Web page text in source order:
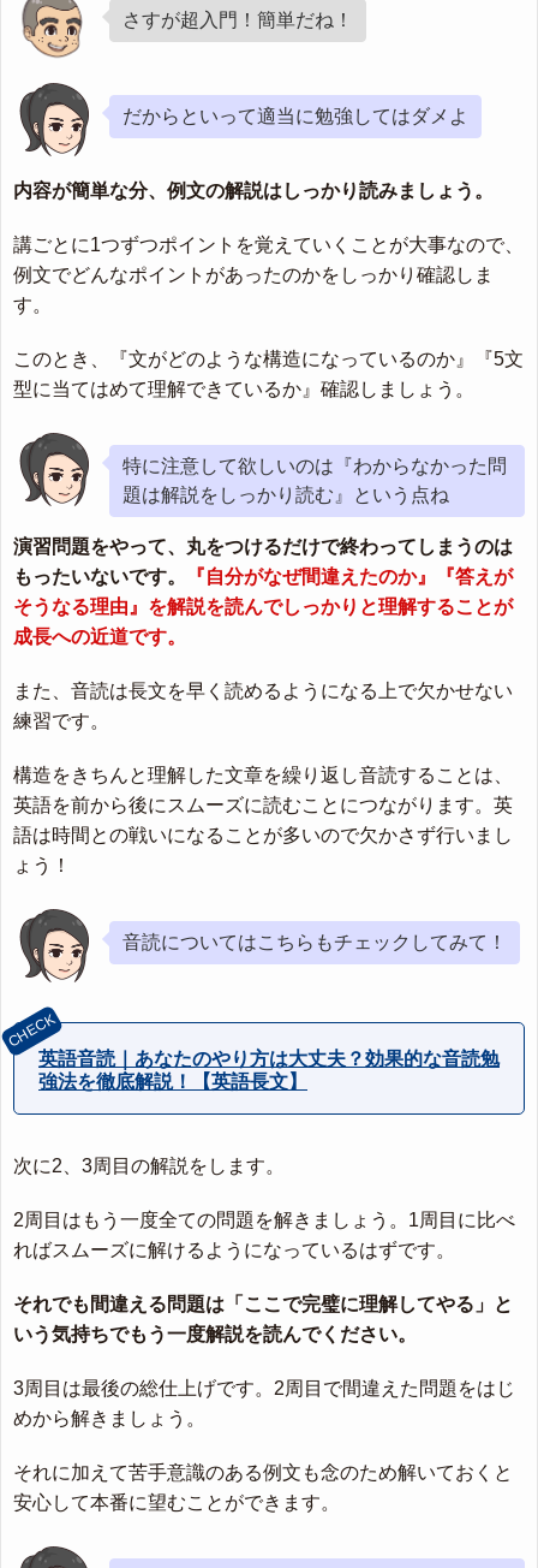
さすが超入門！簡単だね！
だからといって適当に勉強してはダメよ
内容が簡単な分、例文の解説はしっかり読みましょう。
講ごとに1つずつポイントを覚えていくことが大事なので、
例文でどんなポイントがあったのかをしっかり確認しま
す。
このとき、『文がどのような構造になっているのか』『5文
型に当てはめて理解できているか』確認しましょう。
特に注意して欲しいのは『わからなかった問
題は解説をしっかり読む』という点ね
演習問題をやって、丸をつけるだけで終わってしまうのは
もったいないです。
『自分がなぜ間違えたのか』『答えが
そうなる理由』を解説を読んでしっかりと理解することが
成長への近道です。
また、音読は長文を早く読めるようになる上で欠かせない
練習です。
構造をきちんと理解した文章を繰り返し音読することは、
英語を前から後にスムーズに読むことにつながります。英
語は時間との戦いになることが多いので欠かさず行いまし
ょう！
音読についてはこちらもチェックしてみて！
英語音読｜あなたのやり方は大丈夫？効果的な音読勉
強法を徹底解説！【英語長文】
次に2、3周目の解説をします。
2周目はもう一度全ての問題を解きましょう。1周目に比べ
ればスムーズに解けるようになっているはずです。
それでも間違える問題は「ここで完璧に理解してやる」と
いう気持ちでもう一度解説を読んでください。
3周目は最後の総仕上げです。2周目で間違えた問題をはじ
めから解きましょう。
それに加えて苦手意識のある例文も念のため解いておくと
安心して本番に望むことができます。